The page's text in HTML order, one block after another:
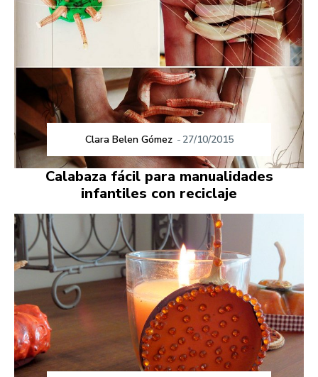
Clara Belen Gómez - 27/10/2015
Calabaza fácil para manualidades
infantiles con reciclaje